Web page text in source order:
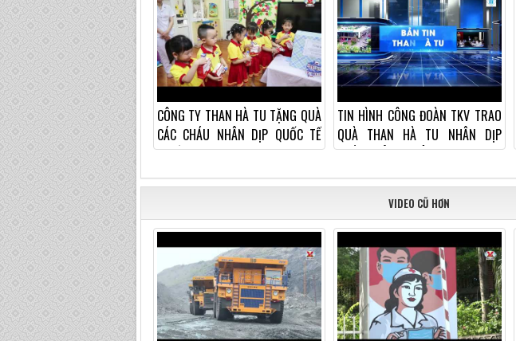
CÔNG TY THAN HÀ TU TẶNG QUÀ
CÁC CHÁU NHÂN DỊP QUỐC TẾ
THIẾU NHI 1/6
TIN HÌNH CÔNG ĐOÀN TKV TRAO
QUÀ THAN HÀ TU NHÂN DỊP
THÁNG CÔNG NHÂN
VIDEO CŨ HƠN